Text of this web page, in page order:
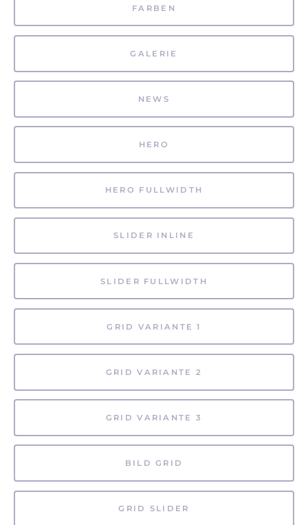
FARBEN
GALERIE
NEWS
HERO
HERO FULLWIDTH
SLIDER INLINE
SLIDER FULLWIDTH
GRID VARIANTE 1
GRID VARIANTE 2
GRID VARIANTE 3
BILD GRID
GRID SLIDER